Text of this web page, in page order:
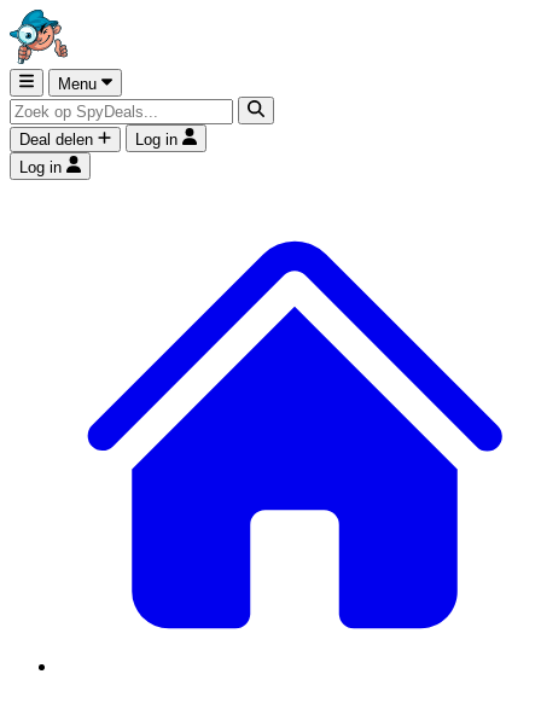
Menu
Deal delen
Log in
Log in